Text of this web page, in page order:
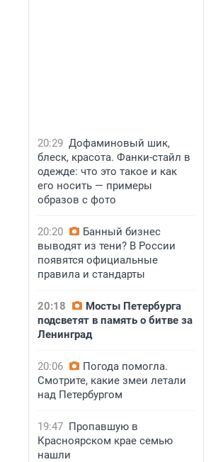
20:29 Дофаминовый шик,
блеск, красота. Фанки-стайл в
одежде: что это такое и как
его носить — примеры
образов с фото
20:20
Банный бизнес
выводят из тени? В России
появятся официальные
правила и стандарты
20:18
Мосты Петербурга
подсветят в память о битве за
Ленинград
20:06
Погода помогла.
Смотрите, какие змеи летали
над Петербургом
19:47 Пропавшую в
Красноярском крае семью
нашли